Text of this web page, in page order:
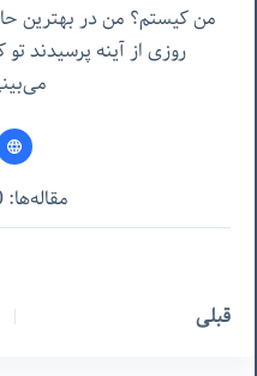
من کیستم؟ من در بهترین
روزی از آینه پرسیدند
مقاله‌ها: 1590
قبلی